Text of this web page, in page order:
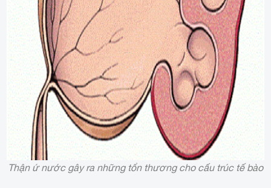
Thận ứ nước gây ra những tổn thương cho cấu trúc tế bào